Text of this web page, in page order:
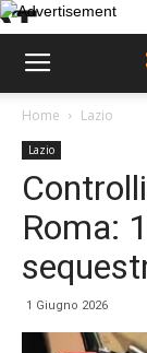
Home Lazio
Lazio
Roma:
1 Giugno 2026